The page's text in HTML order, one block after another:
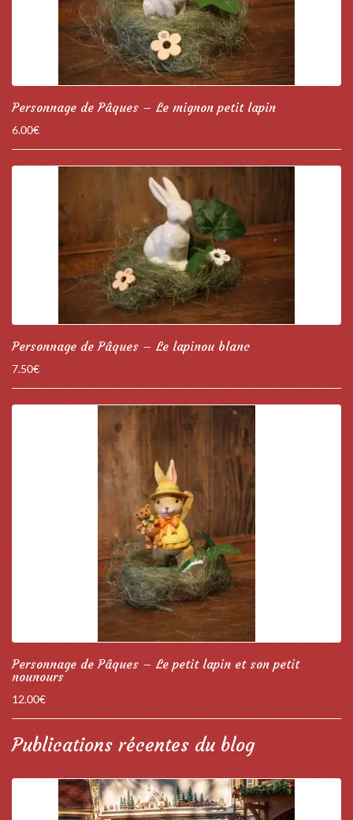
Personnage de Pâques – Le mignon petit lapin
6.00€
Personnage de Pâques – Le lapinou blanc
7.50€
Personnage de Pâques – Le petit lapin et son petit
nounours
12.00€
Publications récentes du blog